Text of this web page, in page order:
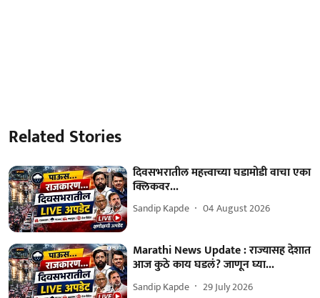
Related Stories
दिवसभरातील महत्त्वाच्या घडामोडी वाचा एका
क्लिकवर...
Sandip Kapde 04 August 2026
Marathi News Update : राज्यासह देशात
आज कुठे काय घडलं? जाणून घ्या...
Sandip Kapde 29 July 2026